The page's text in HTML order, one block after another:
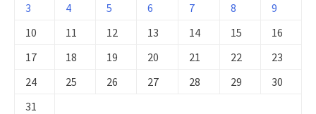
3
4 5 6 7 8
9
10
11 12 13 14 15
16
17
18 19 20 21 22
23
24
25 26 27 28 29
30
31